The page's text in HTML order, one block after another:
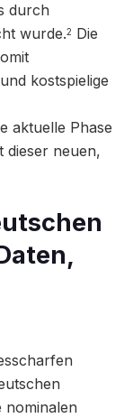
durch
wurde.2 Die
kostspielige
aktuelle Phase
dieser neuen,
nominalen